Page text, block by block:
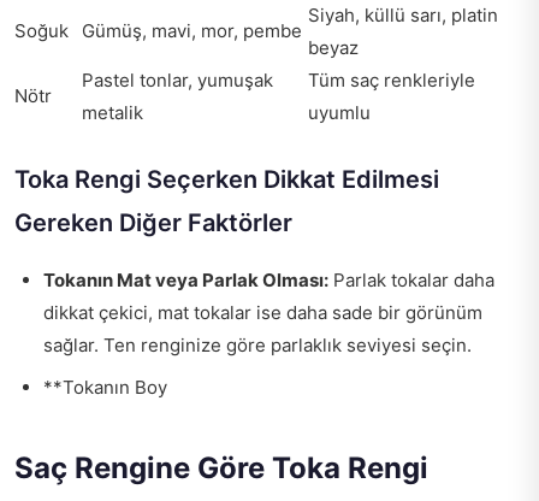
Soğuk Gümüş, mavi, mor, pembe
Siyah, küllü sarı, platin
beyaz
Nötr
Pastel tonlar, yumuşak
metalik
Tüm saç renkleriyle
uyumlu
Toka Rengi Seçerken Dikkat Edilmesi
Gereken Diğer Faktörler
Tokanın Mat veya Parlak Olması: Parlak tokalar daha
dikkat çekici, mat tokalar ise daha sade bir görünüm
sağlar. Ten renginize göre parlaklık seviyesi seçin.
**Tokanın Boy
Saç Rengine Göre Toka Rengi